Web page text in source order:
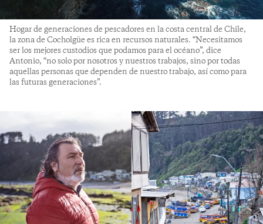
Hogar de generaciones de pescadores en la costa central de Chile,
la zona de Cocholgüe es rica en recursos naturales. “Necesitamos
ser los mejores custodios que podamos para el océano”, dice
Antonio, “no solo por nosotros y nuestros trabajos, sino por todas
aquellas personas que dependen de nuestro trabajo, así como para
las futuras generaciones”.